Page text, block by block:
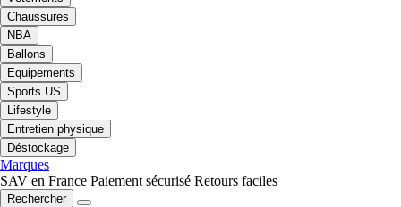
Chaussures
NBA
Ballons
Equipements
Sports US
Lifestyle
Entretien physique
Déstockage
Marques
SAV en France Paiement sécurisé Retours faciles
Rechercher